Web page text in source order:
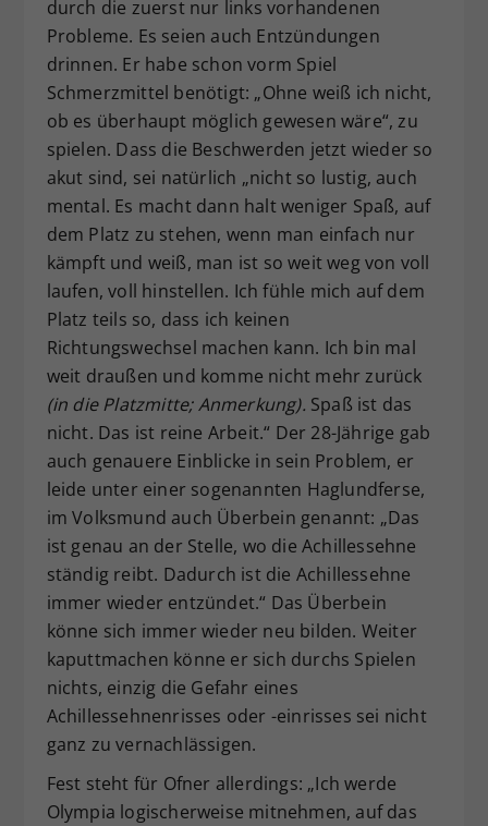
durch die zuerst nur links vorhandenen
Probleme. Es seien auch Entzündungen
drinnen. Er habe schon vorm Spiel
Schmerzmittel benötigt: „Ohne weiß ich nicht,
ob es überhaupt möglich gewesen wäre“, zu
spielen. Dass die Beschwerden jetzt wieder so
akut sind, sei natürlich „nicht so lustig, auch
mental. Es macht dann halt weniger Spaß, auf
dem Platz zu stehen, wenn man einfach nur
kämpft und weiß, man ist so weit weg von voll
laufen, voll hinstellen. Ich fühle mich auf dem
Platz teils so, dass ich keinen
Richtungswechsel machen kann. Ich bin mal
weit draußen und komme nicht mehr zurück
(in die Platzmitte; Anmerkung). Spaß ist das
nicht. Das ist reine Arbeit.“ Der 28-Jährige gab
auch genauere Einblicke in sein Problem, er
leide unter einer sogenannten Haglundferse,
im Volksmund auch Überbein genannt: „Das
ist genau an der Stelle, wo die Achillessehne
ständig reibt. Dadurch ist die Achillessehne
immer wieder entzündet.“ Das Überbein
könne sich immer wieder neu bilden. Weiter
kaputtmachen könne er sich durchs Spielen
nichts, einzig die Gefahr eines
Achillessehnenrisses oder -einrisses sei nicht
ganz zu vernachlässigen.
Fest steht für Ofner allerdings: „Ich werde
Olympia logischerweise mitnehmen, auf das